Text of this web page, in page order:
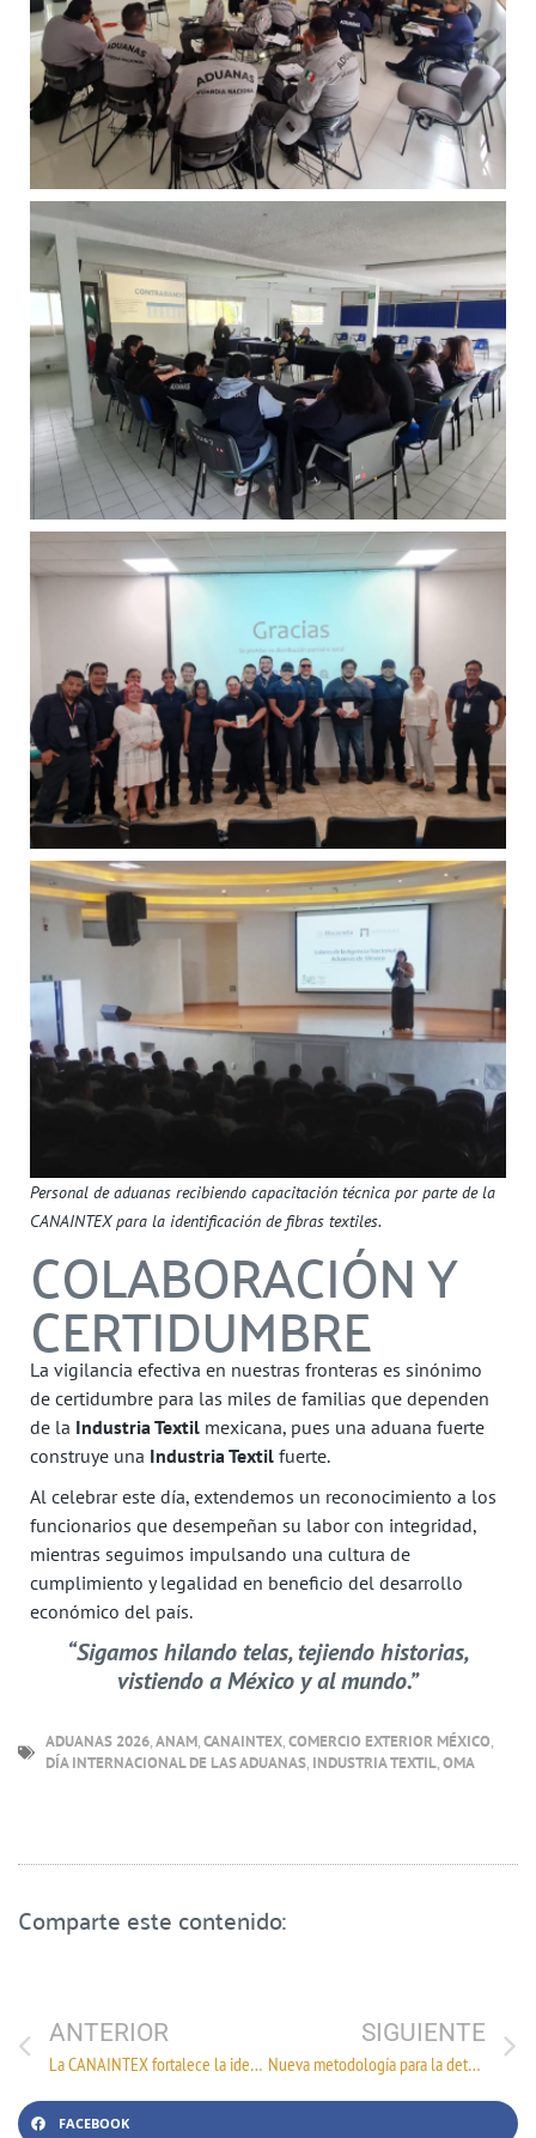
Personal de aduanas recibiendo capacitación técnica por parte de la
CANAINTEX para la identificación de fibras textiles.
COLABORACIÓN Y
CERTIDUMBRE
La vigilancia efectiva en nuestras fronteras es sinónimo
de certidumbre para las miles de familias que dependen
de la Industria Textil mexicana, pues una aduana fuerte
construye una Industria Textil fuerte.
Al celebrar este día, extendemos un reconocimiento a los
funcionarios que desempeñan su labor con integridad,
mientras seguimos impulsando una cultura de
cumplimiento y legalidad en beneficio del desarrollo
económico del país.
“Sigamos hilando telas, tejiendo historias,
vistiendo a México y al mundo.”
ADUANAS 2026,ANAM,CANAINTEX,COMERCIO EXTERIOR MÉXICO,
DÍA INTERNACIONAL DE LAS ADUANAS, INDUSTRIA TEXTIL,OMA
Comparte este contenido:
FACEBOOK
ANTERIOR
La CANAINTEX fortalece la identidad del Sector Textil al recibir autorización oficial para el uso del distintivo “Hecho en México”
SIGUIENTE
Nueva metodología para la determinación del contenido nacional de Compras de Gobierno